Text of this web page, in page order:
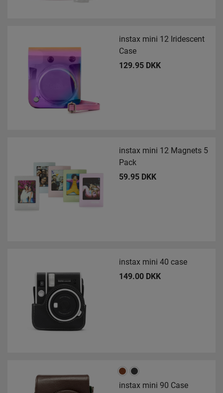
instax mini 12 Iridescent
Case
129.95 DKK
instax mini 12 Magnets 5
Pack
59.95 DKK
instax mini 40 case
149.00 DKK
instax mini 90 Case